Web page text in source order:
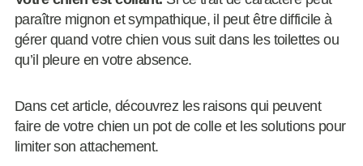
paraître mignon et sympathique, il peut être difficile à
gérer quand votre chien vous suit dans les toilettes ou
qu’il pleure en votre absence.
Dans cet article, découvrez les raisons qui peuvent
faire de votre chien un pot de colle et les solutions pour
limiter son attachement.